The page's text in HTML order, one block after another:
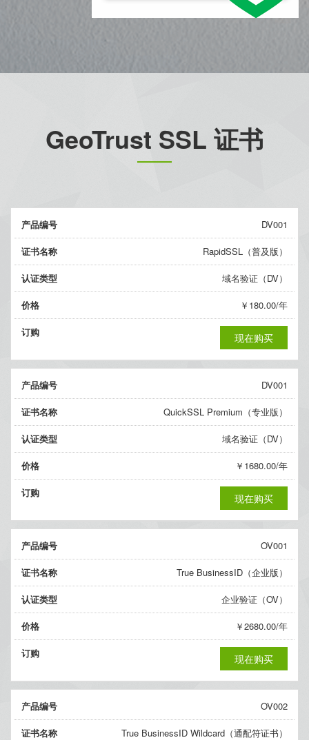
GeoTrust SSL 证书
产品编号 DV001
证书名称 RapidSSL（普及版）
认证类型 域名验证（DV）
价格 ￥180.00/年
订购 现在购买
产品编号 DV001
证书名称 QuickSSL Premium（专业版）
认证类型 域名验证（DV）
价格 ￥1680.00/年
订购 现在购买
产品编号 OV001
证书名称 True BusinessID（企业版）
认证类型 企业验证（OV）
价格 ￥2680.00/年
订购 现在购买
产品编号 OV002
证书名称 True BusinessID Wildcard（通配符证书）